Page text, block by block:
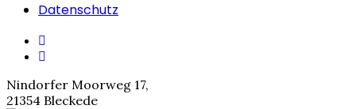
Datenschutz
Nindorfer Moorweg 17,
21354 Bleckede